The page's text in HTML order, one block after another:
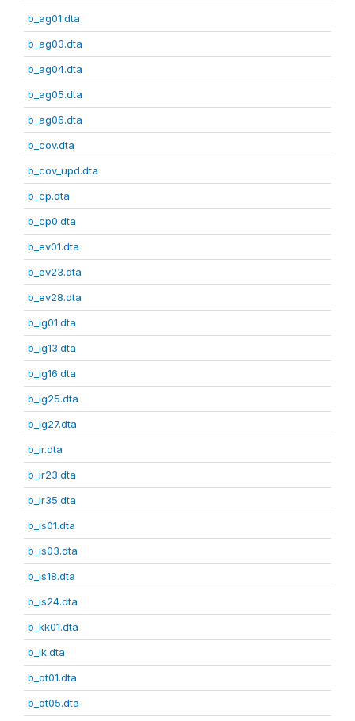
b_ag01.dta
b_ag03.dta
b_ag04.dta
b_ag05.dta
b_ag06.dta
b_cov.dta
b_cov_upd.dta
b_cp.dta
b_cp0.dta
b_ev01.dta
b_ev23.dta
b_ev28.dta
b_ig01.dta
b_ig13.dta
b_ig16.dta
b_ig25.dta
b_ig27.dta
b_ir.dta
b_ir23.dta
b_ir35.dta
b_is01.dta
b_is03.dta
b_is18.dta
b_is24.dta
b_kk01.dta
b_lk.dta
b_ot01.dta
b_ot05.dta